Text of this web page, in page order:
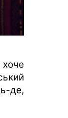
де,